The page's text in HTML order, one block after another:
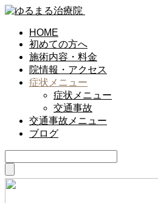
HOME
初めての方へ
施術内容・料金
院情報・アクセス
症状メニュー
症状メニュー
交通事故
交通事故メニュー
ブログ